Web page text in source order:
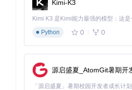
  }
注意：所有自定义指标需遵循
内置行情回放功能，支持历史走
转化为可视化实践。
Kimi-K3
Python
0 0
源启盛夏_AtomGit暑期开